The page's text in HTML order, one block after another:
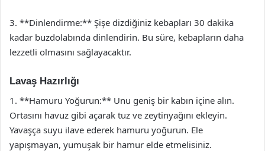
3. **Dinlendirme:** Şişe dizdiğiniz kebapları 30 dakika
kadar buzdolabında dinlendirin. Bu süre, kebapların daha
lezzetli olmasını sağlayacaktır.
Lavaş Hazırlığı
1. **Hamuru Yoğurun:** Unu geniş bir kabın içine alın.
Ortasını havuz gibi açarak tuz ve zeytinyağını ekleyin.
Yavaşça suyu ilave ederek hamuru yoğurun. Ele
yapışmayan, yumuşak bir hamur elde etmelisiniz.